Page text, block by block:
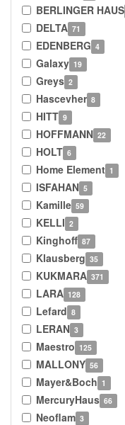
BERLINGER HAUS
DELTA 71
EDENBERG 4
Galaxy 19
Greys 2
Hascevher 8
HITT 9
HOFFMANN 22
HOLT 6
Home Element 1
ISFAHAN 5
Kamille 59
KELLI 2
Kinghoff 87
Klausberg 35
KUKMARA 371
LARA 128
Lefard 8
LERAN 3
Maestro 125
MALLONY 56
Mayer&Boch 1
MercuryHaus 66
Neoflam 3